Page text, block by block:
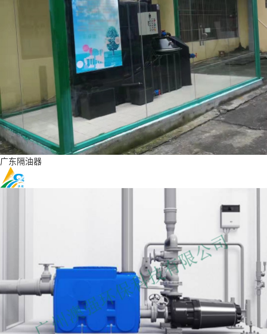
广东隔油器